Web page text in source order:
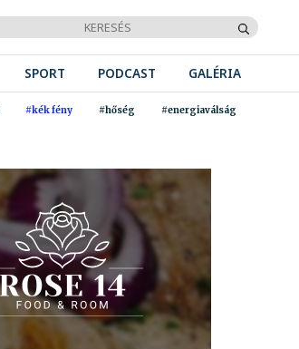
SPORT PODCAST GALÉRIA
#kék fény #hőség #energiaválság